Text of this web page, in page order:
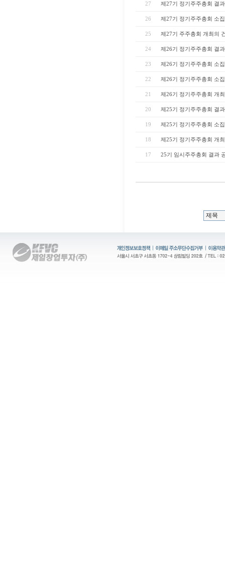
27 제27기 정기주주총회 결
26 제27기 정기주주총회 소
25 제27기 주주총회 개최의
24 제26기 정기주주총회 결
23 제26기 정기주주총회 소
22 제26기 정기주주총회 소
21 제26기 정기주주총회 개
20 제25기 정기주주총회 결
19 제25기 정기주주총회 소
18 제25기 정기주주총회 개
17 25기 임시주주총회 결과